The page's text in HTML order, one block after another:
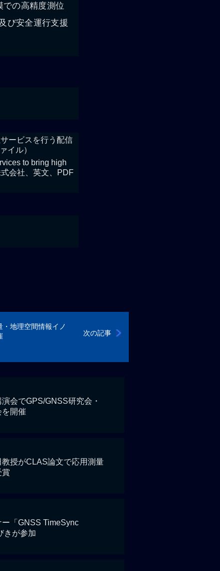
での高精度測位
び安全運行支援
ービスを行う配信
イル）
to bring high
会社、英文、PDF
次の記事
・地理空間情報イノ
会でGPS/GNSS研究会・
開催
教授がCLAS論文で応用測量
賞
「GNSS TimeSync
きが参加